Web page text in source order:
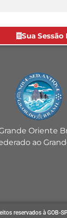
Sua Sessão
Oriente
ao
reservados à GOB-